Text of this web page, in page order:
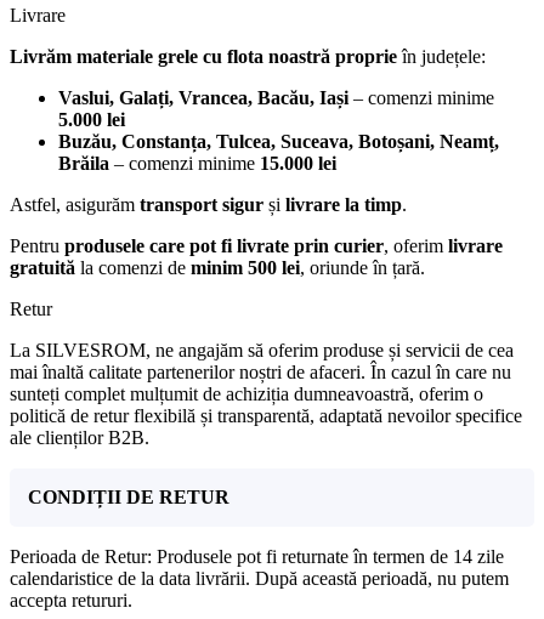
Livrare
Livrăm materiale grele cu flota noastră proprieîn județele:
Vaslui, Galați, Vrancea, Bacău, Iași– comenzi minime
5.000 lei
Buzău, Constanța, Tulcea, Suceava, Botoșani, Neamț,
Brăila – comenzi minime 15.000 lei
Astfel, asigurăm transport sigur și livrare la timp.
Pentru produsele care pot fi livrate prin curier, oferim livrare
gratuită la comenzi de minim 500 lei, oriunde în țară.
Retur
La SILVESROM, ne angajăm să oferim produse și servicii de cea
mai înaltă calitate partenerilor noștri de afaceri. În cazul în care nu
sunteți complet mulțumit de achiziția dumneavoastră, oferim o
politică de retur flexibilă și transparentă, adaptată nevoilor specifice
ale clienților B2B.
CONDIȚII DE RETUR
Perioada de Retur: Produsele pot fi returnate în termen de 14 zile
calendaristice de la data livrării. După această perioadă, nu putem
accepta retururi.